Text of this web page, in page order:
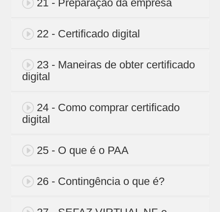
21 - Preparação da empresa
22 - Certificado digital
23 - Maneiras de obter certificado
digital
24 - Como comprar certificado
digital
25 - O que é o PAA
26 - Contingência o que é?